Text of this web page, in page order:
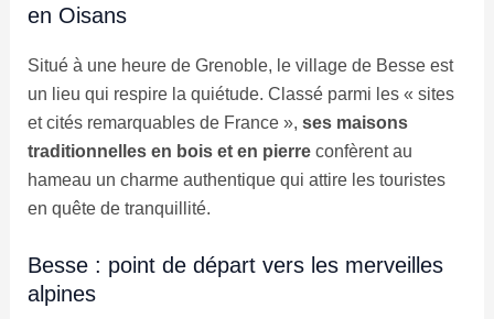
en Oisans
Situé à une heure de Grenoble, le village de Besse est
un lieu qui respire la quiétude. Classé parmi les « sites
et cités remarquables de France », ses maisons
traditionnelles en bois et en pierreconfèrent au
hameau un charme authentique qui attire les touristes
en quête de tranquillité.
Besse : point de départ vers les merveilles
alpines